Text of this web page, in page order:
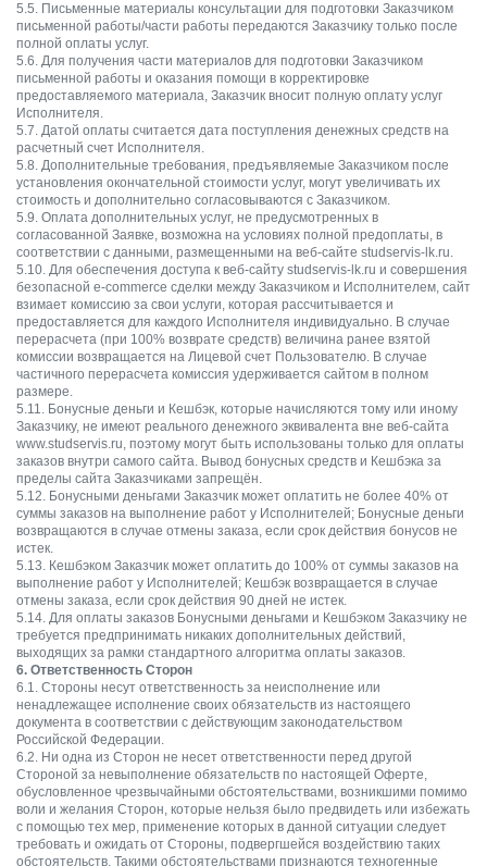
5.5. Письменные материалы консультации для подготовки Заказчиком
письменной работы/части работы передаются Заказчику только после
полной оплаты услуг.
5.6. Для получения части материалов для подготовки Заказчиком
письменной работы и оказания помощи в корректировке
предоставляемого материала, Заказчик вносит полную оплату услуг
Исполнителя.
5.7. Датой оплаты считается дата поступления денежных средств на
расчетный счет Исполнителя.
5.8. Дополнительные требования, предъявляемые Заказчиком после
установления окончательной стоимости услуг, могут увеличивать их
стоимость и дополнительно согласовываются с Заказчиком.
5.9. Оплата дополнительных услуг, не предусмотренных в
согласованной Заявке, возможна на условиях полной предоплаты, в
соответствии с данными, размещенными на веб-сайте studservis-lk.ru.
5.10. Для обеспечения доступа к веб-сайту studservis-lk.ru и совершения
безопасной e-commerce сделки между Заказчиком и Исполнителем, сайт
взимает комиссию за свои услуги, которая рассчитывается и
предоставляется для каждого Исполнителя индивидуально. В случае
перерасчета (при 100% возврате средств) величина ранее взятой
комиссии возвращается на Лицевой счет Пользователю. В случае
частичного перерасчета комиссия удерживается сайтом в полном
размере.
5.11. Бонусные деньги и Кешбэк, которые начисляются тому или иному
Заказчику, не имеют реального денежного эквивалента вне веб-сайта
www.studservis.ru, поэтому могут быть использованы только для оплаты
заказов внутри самого сайта. Вывод бонусных средств и Кешбэка за
пределы сайта Заказчиками запрещён.
5.12. Бонусными деньгами Заказчик может оплатить не более 40% от
суммы заказов на выполнение работ у Исполнителей; Бонусные деньги
возвращаются в случае отмены заказа, если срок действия бонусов не
истек.
5.13. Кешбэком Заказчик может оплатить до 100% от суммы заказов на
выполнение работ у Исполнителей; Кешбэк возвращается в случае
отмены заказа, если срок действия 90 дней не истек.
5.14. Для оплаты заказов Бонусными деньгами и Кешбэком Заказчику не
требуется предпринимать никаких дополнительных действий,
выходящих за рамки стандартного алгоритма оплаты заказов.
6. Ответственность Сторон
6.1. Стороны несут ответственность за неисполнение или
ненадлежащее исполнение своих обязательств из настоящего
документа в соответствии с действующим законодательством
Российской Федерации.
6.2. Ни одна из Сторон не несет ответственности перед другой
Стороной за невыполнение обязательств по настоящей Оферте,
обусловленное чрезвычайными обстоятельствами, возникшими помимо
воли и желания Сторон, которые нельзя было предвидеть или избежать
с помощью тех мер, применение которых в данной ситуации следует
требовать и ожидать от Стороны, подвергшейся воздействию таких
обстоятельств. Такими обстоятельствами признаются техногенные